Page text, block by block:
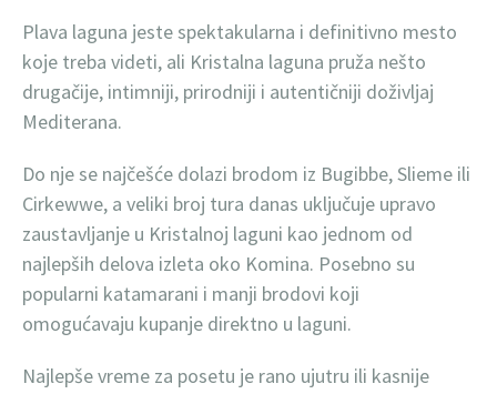
Plava laguna jeste spektakularna i definitivno mesto
koje treba videti, ali Kristalna laguna pruža nešto
drugačije, intimniji, prirodniji i autentičniji doživljaj
Mediterana.
Do nje se najčešće dolazi brodom iz Bugibbe, Slieme ili
Cirkewwe, a veliki broj tura danas uključuje upravo
zaustavljanje u Kristalnoj laguni kao jednom od
najlepših delova izleta oko Komina. Posebno su
popularni katamarani i manji brodovi koji
omogućavaju kupanje direktno u laguni.
Najlepše vreme za posetu je rano ujutru ili kasnije